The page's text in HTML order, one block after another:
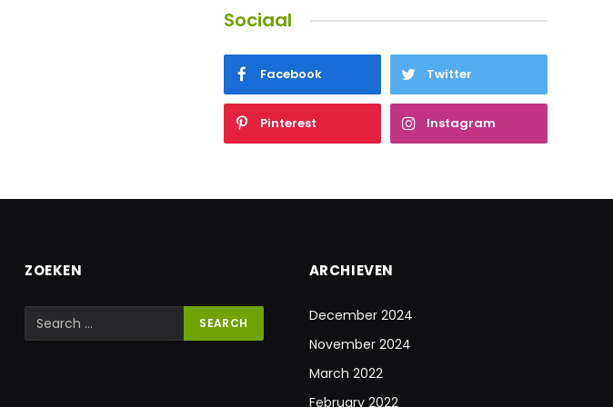
Sociaal
Facebook Twitter
Pinterest Instagram
ZOEKEN ARCHIEVEN
December 2024
November 2024
March 2022
February 2022